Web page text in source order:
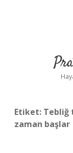
Etiket: Tebliğ
zaman başlar